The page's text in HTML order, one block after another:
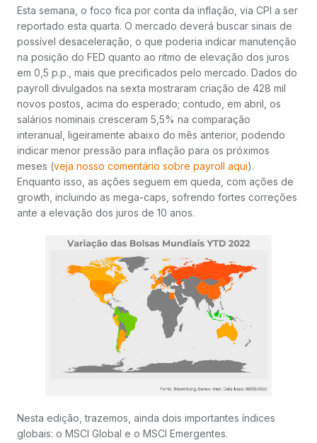
Esta semana, o foco fica por conta da inflação, via CPI a ser
reportado esta quarta. O mercado deverá buscar sinais de
possível desaceleração, o que poderia indicar manutenção
na posição do FED quanto ao ritmo de elevação dos juros
em 0,5 p.p., mais que precificados pelo mercado. Dados do
payroll divulgados na sexta mostraram criação de 428 mil
novos postos, acima do esperado; contudo, em abril, os
salários nominais cresceram 5,5% na comparação
interanual, ligeiramente abaixo do mês anterior, podendo
indicar menor pressão para inflação para os próximos
meses (veja nosso comentário sobre payroll aqui).
Enquanto isso, as ações seguem em queda, com ações de
growth, incluindo as mega-caps, sofrendo fortes correções
ante a elevação dos juros de 10 anos.
Nesta edição, trazemos, ainda dois importantes índices
globais: o MSCI Global e o MSCI Emergentes.